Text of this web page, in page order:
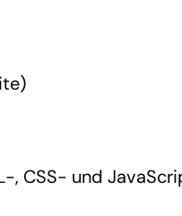
, CSS- und